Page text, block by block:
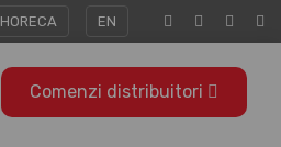
HORECA EN
Comenzi distribuitori